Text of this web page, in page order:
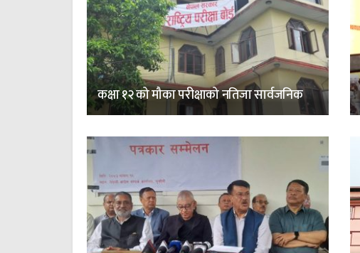
कक्षा १२ को मौका परीक्षाको नतिजा सार्वजनिक